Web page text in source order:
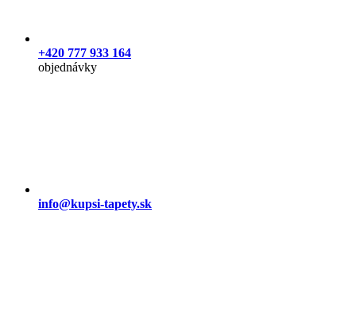
+420 777 933 164
objednávky
info@kupsi-tapety.sk